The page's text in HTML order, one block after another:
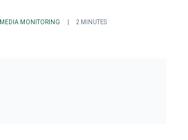
MEDIA MONITORING 2 MINUTES